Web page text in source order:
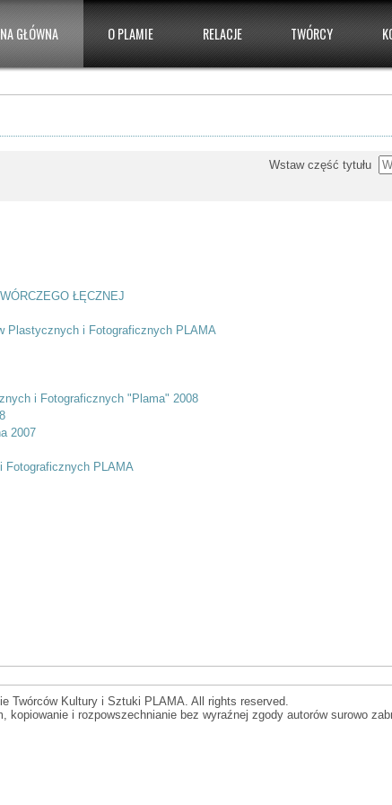
GŁÓWNA O PLAMIE RELACJE TWÓRCY
Wstaw część tytułu
ŁĘCZNEJ
Plastycznych i Fotograficznych PLAMA
i Fotograficznych "Plama" 2008
2007
Fotograficznych PLAMA
Twórców Kultury i Sztuki PLAMA. All rights reserved.
kopiowanie i rozpowszechnianie bez wyraźnej zgody autorów surowo